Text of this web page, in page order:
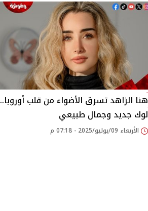
هنا الزاهد تسرق الأضواء من قلب أوروبا..
لوك جديد وجمال طبيعي
الأربعاء 09/يوليو/2025 - 07:18 م